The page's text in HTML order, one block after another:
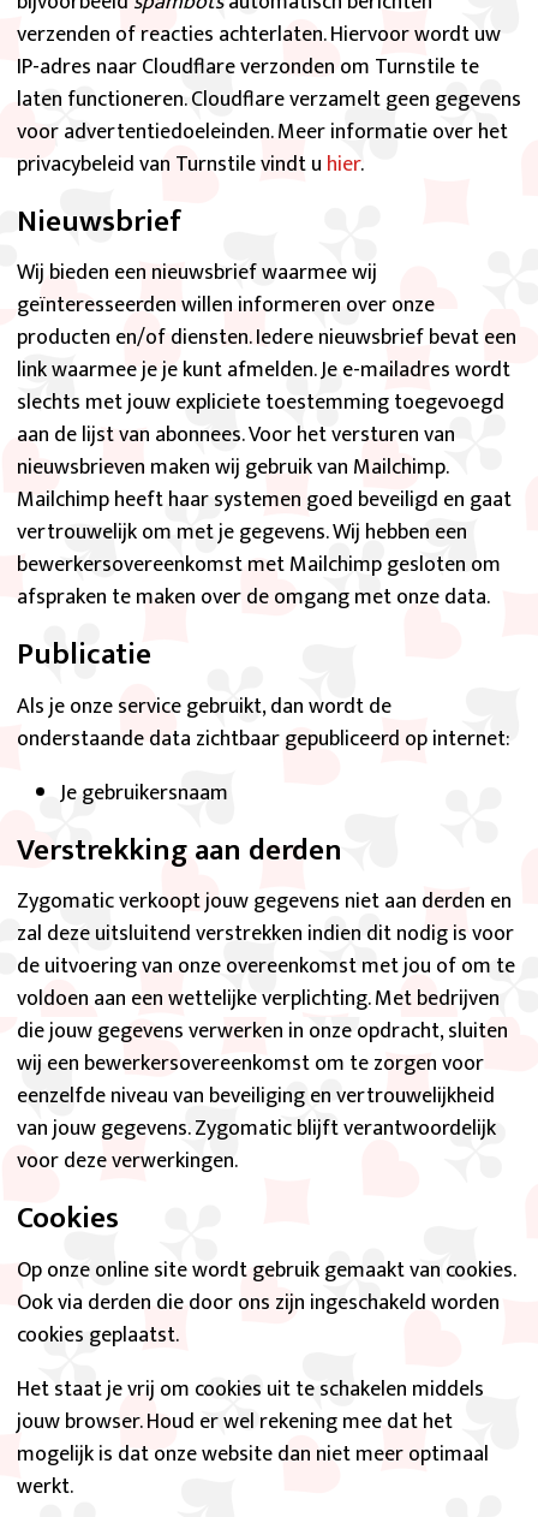
verzenden of reacties achterlaten. Hiervoor wordt uw
IP-adres naar Cloudflare verzonden om Turnstile te
laten functioneren. Cloudflare verzamelt geen gegevens
voor advertentiedoeleinden. Meer informatie over het
privacybeleid van Turnstile vindt u hier.
Nieuwsbrief
Wij bieden een nieuwsbrief waarmee wij
geïnteresseerden willen informeren over onze
producten en/of diensten. Iedere nieuwsbrief bevat een
link waarmee je je kunt afmelden. Je e-mailadres wordt
slechts met jouw expliciete toestemming toegevoegd
aan de lijst van abonnees. Voor het versturen van
nieuwsbrieven maken wij gebruik van Mailchimp.
Mailchimp heeft haar systemen goed beveiligd en gaat
vertrouwelijk om met je gegevens. Wij hebben een
bewerkersovereenkomst met Mailchimp gesloten om
afspraken te maken over de omgang met onze data.
Publicatie
Als je onze service gebruikt, dan wordt de
onderstaande data zichtbaar gepubliceerd op internet:
Je gebruikersnaam
Verstrekking aan derden
Zygomatic verkoopt jouw gegevens niet aan derden en
zal deze uitsluitend verstrekken indien dit nodig is voor
de uitvoering van onze overeenkomst met jou of om te
voldoen aan een wettelijke verplichting. Met bedrijven
die jouw gegevens verwerken in onze opdracht, sluiten
wij een bewerkersovereenkomst om te zorgen voor
eenzelfde niveau van beveiliging en vertrouwelijkheid
van jouw gegevens. Zygomatic blijft verantwoordelijk
voor deze verwerkingen.
Cookies
Op onze online site wordt gebruik gemaakt van cookies.
Ook via derden die door ons zijn ingeschakeld worden
cookies geplaatst.
Het staat je vrij om cookies uit te schakelen middels
jouw browser. Houd er wel rekening mee dat het
mogelijk is dat onze website dan niet meer optimaal
werkt.